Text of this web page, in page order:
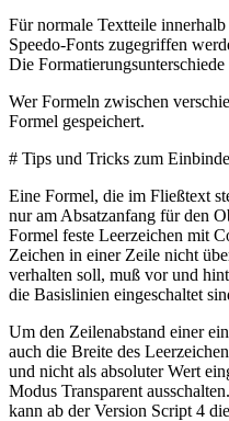
Für normale Textteile
Speedo-Fonts zugegriffen
Die
Wer Formeln zwischen
Formel gespeichert.
# Tips und Tricks zum
Eine Formel, die im Fließtext
nur am Absatzanfang für den
Formel feste Leerzeichen mit
Zeichen in einer Zeile nicht
verhalten soll, muß vor und
die Basislinien eingeschaltet
Um den Zeilenabstand einer
auch die Breite des
und nicht als absoluter Wert
Modus Transparent
kann ab der Version Script 4